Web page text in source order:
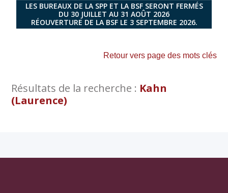
LES BUREAUX DE LA SPP ET LA BSF SERONT FERMÉS
DU 30 JUILLET AU 31 AOÛT 2026
RÉOUVERTURE DE LA BSF LE 3 SEPTEMBRE 2026.
Retour vers page des mots clés
Résultats de la recherche : Kahn
(Laurence)